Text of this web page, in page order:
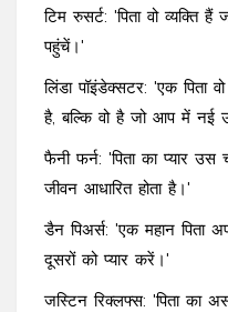
टिम रुसर्ट: 'पिता वो व्यक्ति
पहुंचें।'
लिंडा पॉइंडेक्सटर: 'एक पिता
है, बल्कि वो है जो आप में नई
फैनी फर्न: 'पिता का प्यार उस
जीवन आधारित होता है।'
डैन पिअर्स: 'एक महान पिता
दूसरों को प्यार करें।'
जस्टिन रिक्लफ्स: 'पिता का